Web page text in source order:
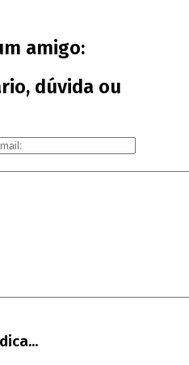
amigo:
dúvida ou